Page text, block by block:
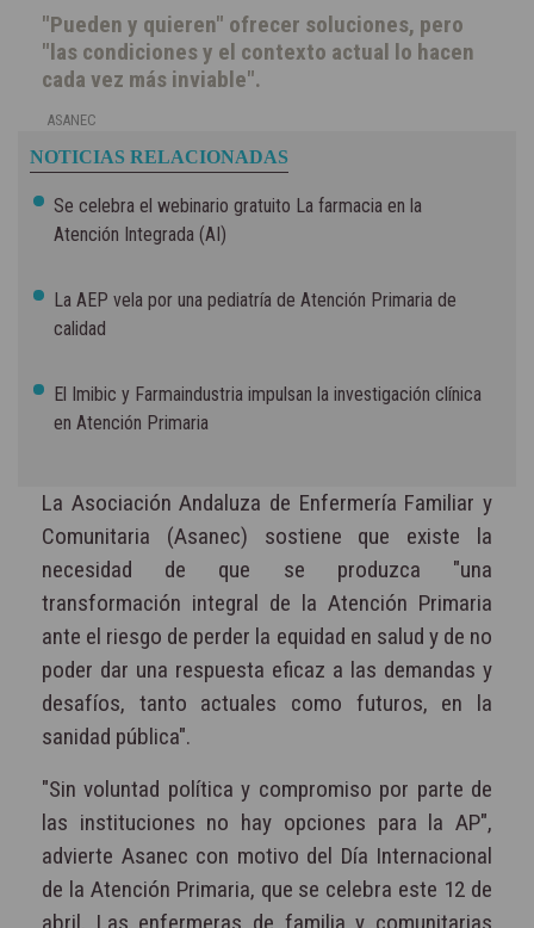
"Pueden y quieren" ofrecer soluciones, pero
"las condiciones y el contexto actual lo hacen
cada vez más inviable".
ASANEC
NOTICIAS RELACIONADAS
Se celebra el webinario gratuito La farmacia en la
Atención Integrada (AI)
La AEP vela por una pediatría de Atención Primaria de
calidad
El Imibic y Farmaindustria impulsan la investigación clínica
en Atención Primaria
La Asociación Andaluza de Enfermería Familiar y
Comunitaria (Asanec) sostiene que existe la
necesidad de que se produzca "una
transformación integral de la Atención Primaria
ante el riesgo de perder la equidad en salud y de no
poder dar una respuesta eficaz a las demandas y
desafíos, tanto actuales como futuros, en la
sanidad pública".
"Sin voluntad política y compromiso por parte de
las instituciones no hay opciones para la AP",
advierte Asanec con motivo del Día Internacional
de la Atención Primaria, que se celebra este 12 de
abril. Las enfermeras de familia y comunitarias